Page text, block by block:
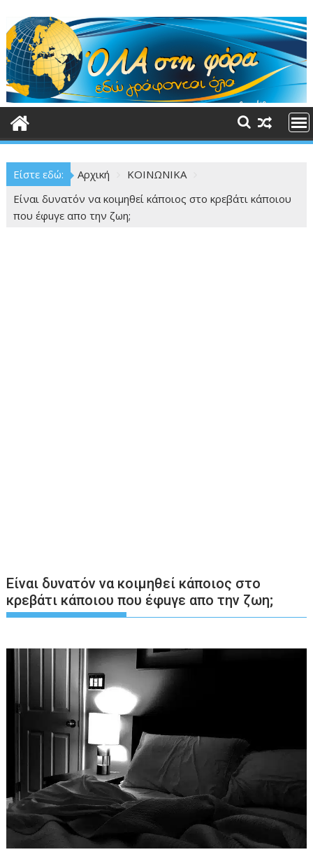
στο
περιεχόμενο
Είστε εδώ: Αρχική
ΚΟΙΝΩΝΙΚΑ
Είναι δυνατόν να κοιμηθεί κάποιος στο κρεβάτι κάποιου
που έφuγε απο την ζωη;
Είναι δυνατόν να κοιμηθεί κάποιος στο
κρεβάτι κάποιου που έφuγε απο την ζωη;